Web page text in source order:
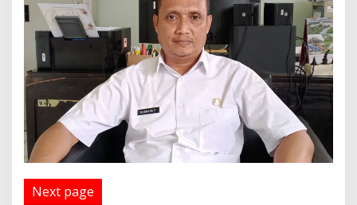
J
a
m
1
4
.
0
Next page